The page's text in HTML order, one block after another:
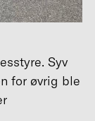
Syv
for øvrig ble